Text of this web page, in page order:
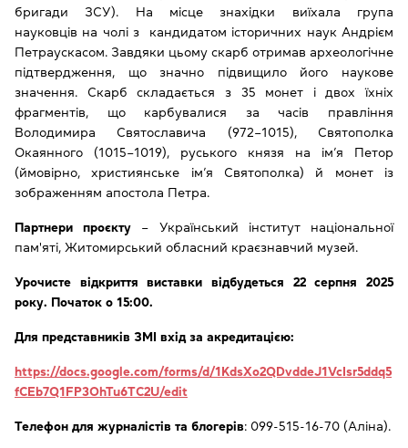
бригади ЗСУ). На місце знахідки виїхала група
науковців на чолі з кандидатом історичних наук Андрієм
Петраускасом. Завдяки цьому скарб отримав археологічне
підтвердження, що значно підвищило його наукове
значення. Скарб складається з 35 монет і двох їхніх
фрагментів, що карбувалися за часів правління
Володимира Святославича (972–1015), Святополка
Окаянного (1015–1019), руського князя на ім’я Петор
(ймовірно, християнське ім’я Святополка) й монет із
зображенням апостола Петра.
Партнери проєкту – Український інститут національної
пам'яті, Житомирський обласний краєзнавчий музей.
Урочисте відкриття виставки відбудеться 22 серпня 2025
року. Початок о 15:00.
Для представників ЗМІ вхід за акредитацією:
https://docs.google.com/forms/d/1KdsXo2QDvddeJ1VcIsr5ddq5
fCEb7Q1FP3OhTu6TC2U/edit
Телефон для журналістів та блогерів: 099-515-16-70 (Аліна).